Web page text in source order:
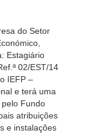
do Setor
Estagiário
02/EST/14
IEFP –
e terá uma
Fundo
atribuições
e instalações